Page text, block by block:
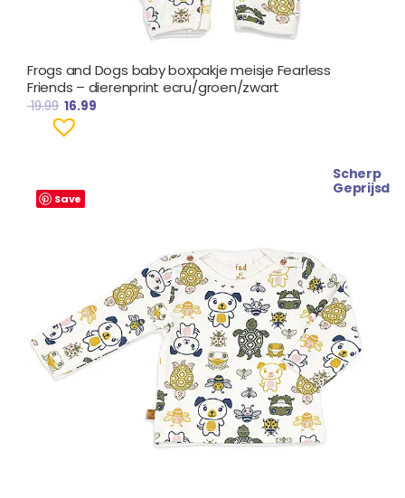
Frogs and Dogs baby boxpakje meisje Fearless
Friends – dierenprint ecru/groen/zwart
19.99 16.99
Save
Scherp
Geprijsd
prijs
was: